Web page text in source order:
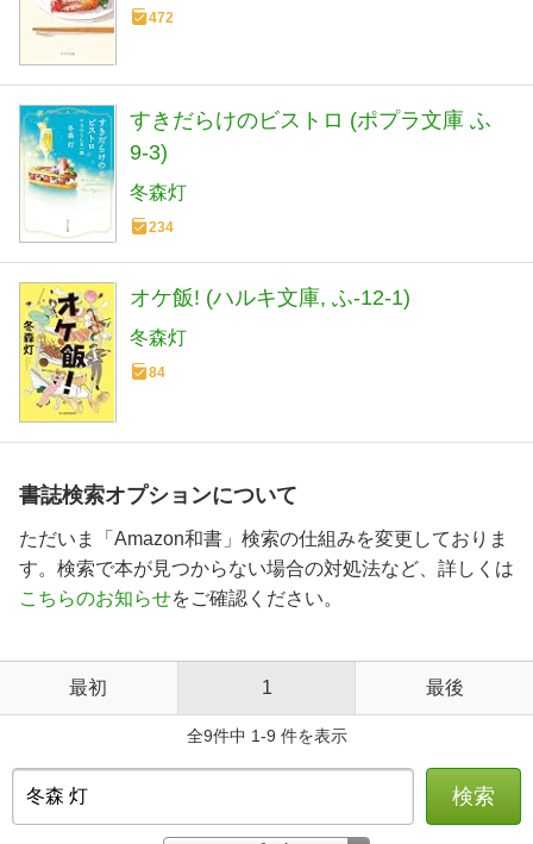
472
すきだらけのビストロ (ポプラ文庫 ふ
9-3)
冬森灯
234
オケ飯! (ハルキ文庫, ふ-12-1)
冬森灯
84
書誌検索オプションについて
ただいま「Amazon和書」検索の仕組みを変更しておりま
す。検索で本が見つからない場合の対処法など、詳しくは
こちらのお知らせをご確認ください。
最初 1 最後
全9件中 1-9 件を表示
検索